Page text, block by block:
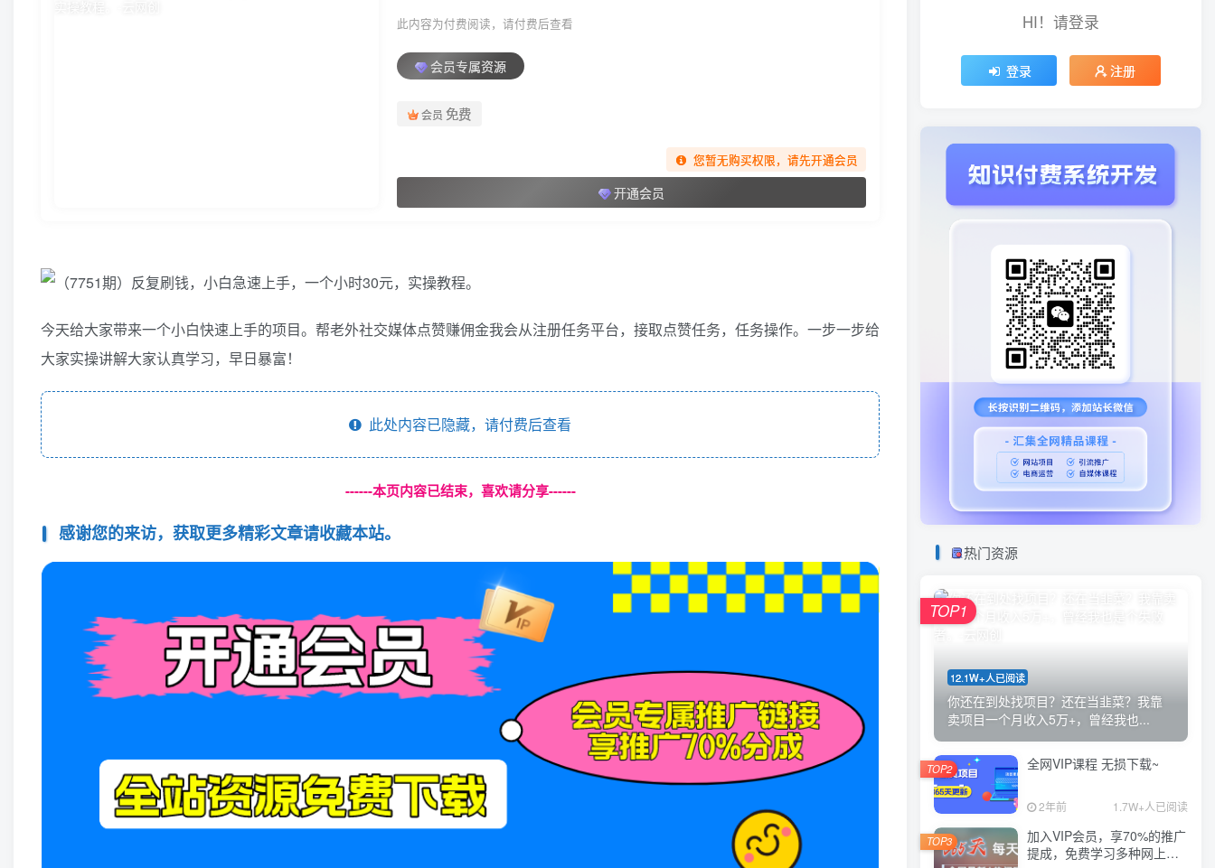
此内容为付费阅读，请付费后查看
会员专属资源
会员 免费
您暂无购买权限，请先开通会员
开通会员
今天给大家带来一个小白快速上手的项目。帮老外社交媒体点赞赚佣金我会从注册任务平台，接取点赞任务，任务操作。一步一步给
大家实操讲解大家认真学习，早日暴富！
此处内容已隐藏，请付费后查看
------本页内容已结束，喜欢请分享------
感谢您的来访，获取更多精彩文章请收藏本站。
HI！请登录
登录 注册
热门资源
12.1W+人已阅读
你还在到处找项目？还在当韭菜？我靠
卖项目一个月收入5万+，曾经我也...
TOP1
全网VIP课程 无损下载~
2年前 1.7W+人已阅读
TOP2
加入VIP会员，享70%的推广
提成，免费学习多种网上创
TOP3